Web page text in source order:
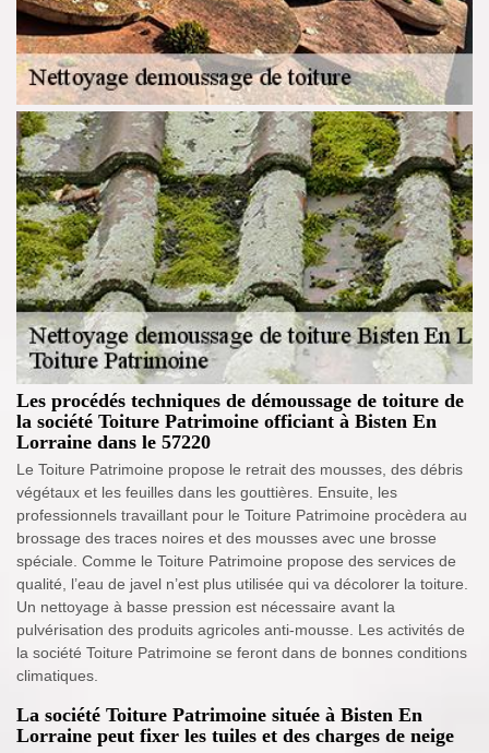
Les procédés techniques de démoussage de toiture de
la société Toiture Patrimoine officiant à Bisten En
Lorraine dans le 57220
Le Toiture Patrimoine propose le retrait des mousses, des débris
végétaux et les feuilles dans les gouttières. Ensuite, les
professionnels travaillant pour le Toiture Patrimoine procèdera au
brossage des traces noires et des mousses avec une brosse
spéciale. Comme le Toiture Patrimoine propose des services de
qualité, l’eau de javel n’est plus utilisée qui va décolorer la toiture.
Un nettoyage à basse pression est nécessaire avant la
pulvérisation des produits agricoles anti-mousse. Les activités de
la société Toiture Patrimoine se feront dans de bonnes conditions
climatiques.
La société Toiture Patrimoine située à Bisten En
Lorraine peut fixer les tuiles et des charges de neige